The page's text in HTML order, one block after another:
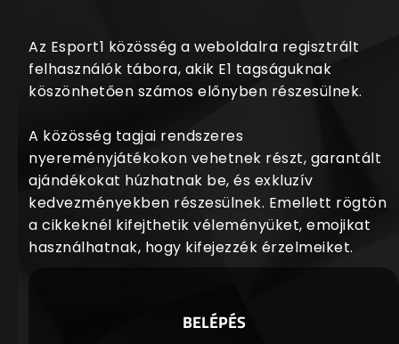
Az Esport1 közösség a weboldalra regisztrált
felhasználók tábora, akik E1 tagságuknak
köszönhetően számos előnyben részesülnek.
A közösség tagjai rendszeres
nyereményjátékokon vehetnek részt, garantált
ajándékokat húzhatnak be, és exkluzív
kedvezményekben részesülnek. Emellett rögtön
a cikkeknél kifejthetik véleményüket, emojikat
használhatnak, hogy kifejezzék érzelmeiket.
BELÉPÉS